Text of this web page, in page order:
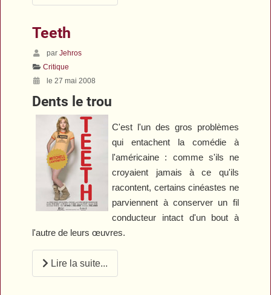
Teeth
parJehros
Critique
le 27 mai 2008
Dents le trou
C'est l'un des gros problèmes
qui entachent la comédie à
l'américaine : comme s'ils ne
croyaient jamais à ce qu'ils
racontent, certains cinéastes ne
parviennent à conserver un fil
conducteur intact d'un bout à
l'autre de leurs œuvres.
Lire la suite...